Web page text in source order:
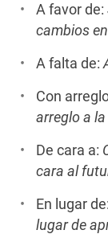
A favor de:
cambios
A falta de:
Con
arreglo a
De cara a:
cara al
En lugar de:
lugar de